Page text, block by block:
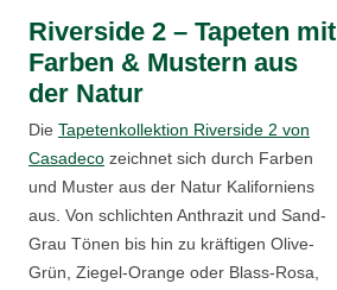
Riverside 2 – Tapeten mit
Farben & Mustern aus
der Natur
Die Tapetenkollektion Riverside 2 von
Casadeco zeichnet sich durch Farben
und Muster aus der Natur Kaliforniens
aus. Von schlichten Anthrazit und Sand-
Grau Tönen bis hin zu kräftigen Olive-
Grün, Ziegel-Orange oder Blass-Rosa,